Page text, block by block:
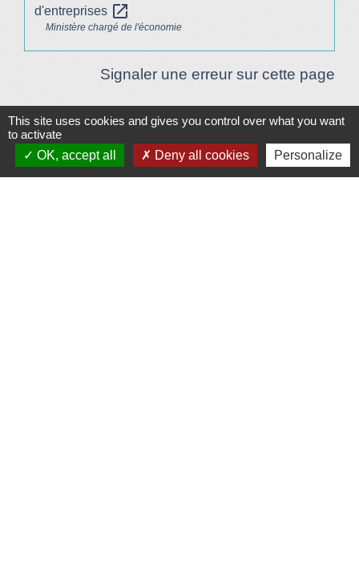
d'entreprises open_in_new
Ministère chargé de l'économie
Signaler une erreur sur cette page
Plan/Accès
Contacts
This site uses cookies and gives you control over what you want
to activate
OK, accept all
Deny all cookies Personalize